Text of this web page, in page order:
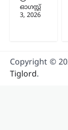
ഓഗസ്റ്റ്‌
3, 2026
Copyright ©
Tiglord.